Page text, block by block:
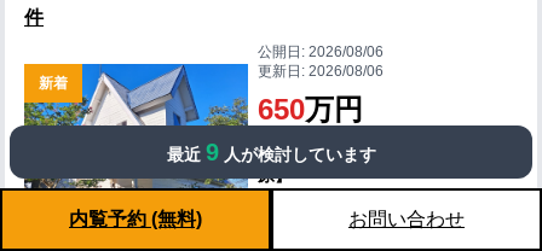
件
新着
公開日:2026/08/06
更新日:2026/08/06
650万円
兵庫県赤穂郡上郡町【播磨自然高
原】
最近 9 人が検討しています
内覧予約 (無料) お問い合わせ